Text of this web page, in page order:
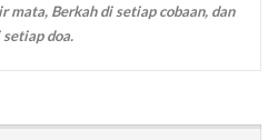
mata, Berkah di setiap cobaan, dan
doa.